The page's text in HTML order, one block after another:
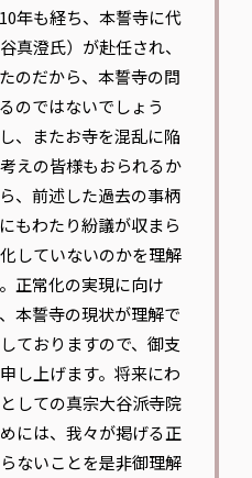
年も経ち、本誓寺に代
真澄氏）が赴任され、
のだから、本誓寺の問
のではないでしょう
、またお寺を混乱に陥
えの皆様もおられるか
、前述した過去の事柄
もわたり紛議が収まら
していないのかを理解
正常化の実現に向け
本誓寺の現状が理解で
ておりますので、御支
し上げます。将来にわ
しての真宗大谷派寺院
には、我々が掲げる正
ないことを是非御理解